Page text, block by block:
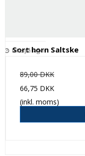
Sort horn Saltske
Ikke på lager
89,00 DKK
66,75 DKK
(inkl. moms)